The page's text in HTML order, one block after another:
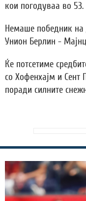
кои погодуваа во
Немаше победник на
Унион Берлин -
Ќе потсетиме
со Хофенхајм и Сент
поради силните